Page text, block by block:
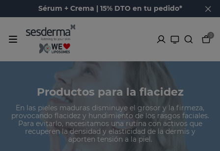
Sérum + Crema | 15% DTO en tu pedido*
0
Productos para la flacidez
En las pieles maduras disminuye el grosor y la firmeza,
provocando flacidez y hundimiento de los rasgos faciales.
Para evitarlo, necesitamos una rutina con activos que
recuperen la densidad y elasticidad de la dermis y
aporten tensión a la piel.